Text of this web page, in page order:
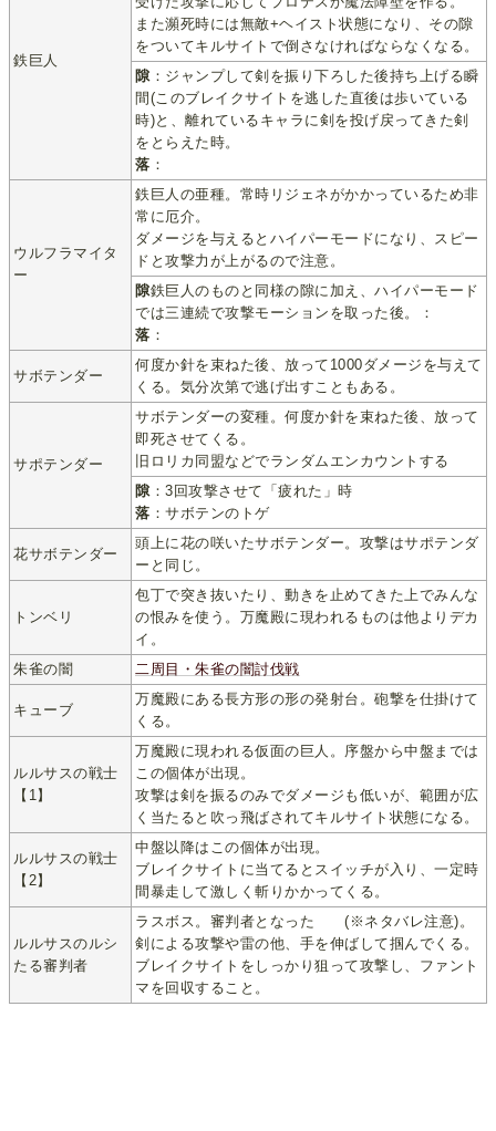
鉄巨人
また瀕死時には無敵+ヘイスト状態になり、その隙
をついてキルサイトで倒さなければならなくなる。
隙 ：ジャンプして剣を振り下ろした後持ち上げる瞬
間(このブレイクサイトを逃した直後は歩いている
時)と、離れているキャラに剣を投げ戻ってきた剣
をとらえた時。
落 ：
ウルフラマイタ
ー
鉄巨人の亜種。常時リジェネがかかっているため非
常に厄介。
ダメージを与えるとハイパーモードになり、スピー
ドと攻撃力が上がるので注意。
隙鉄巨人のものと同様の隙に加え、ハイパーモード
では三連続で攻撃モーションを取った後。：
落 ：
サボテンダー
何度か針を束ねた後、放って1000ダメージを与えて
くる。気分次第で逃げ出すこともある。
サポテンダー
サボテンダーの変種。何度か針を束ねた後、放って
即死させてくる。
旧ロリカ同盟などでランダムエンカウントする
隙 ：3回攻撃させて「疲れた」時
落 ：サボテンのトゲ
花サボテンダー
頭上に花の咲いたサボテンダー。攻撃はサポテンダ
ーと同じ。
トンベリ
包丁で突き抜いたり、動きを止めてきた上でみんな
の恨みを使う。万魔殿に現われるものは他よりデカ
イ。
朱雀の闇
二周目・朱雀の闇討伐戦
キューブ
万魔殿にある長方形の形の発射台。砲撃を仕掛けて
くる。
ルルサスの戦士
【1】
万魔殿に現われる仮面の巨人。序盤から中盤までは
この個体が出現。
攻撃は剣を振るのみでダメージも低いが、範囲が広
く当たると吹っ飛ばされてキルサイト状態になる。
ルルサスの戦士
【2】
中盤以降はこの個体が出現。
ブレイクサイトに当てるとスイッチが入り、一定時
間暴走して激しく斬りかかってくる。
ルルサスのルシ
たる審判者
ラスボス。審判者となった シド(※ネタバレ注意)。
剣による攻撃や雷の他、手を伸ばして掴んでくる。
ブレイクサイトをしっかり狙って攻撃し、ファント
マを回収すること。